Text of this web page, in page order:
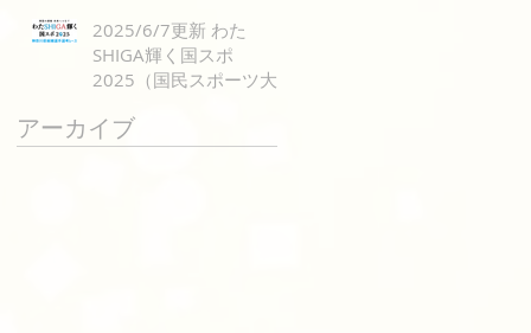
2025/6/7更新 わた
SHIGA輝く国スポ
2025（国民スポーツ大
考のご案内
アーカイブ